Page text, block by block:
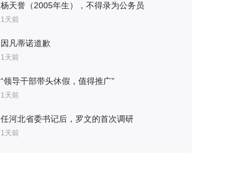
杨天誉（2005年生），不得录为公务员
1天前
因凡蒂诺道歉
1天前
“领导干部带头休假，值得推广”
1天前
任河北省委书记后，罗文的首次调研
1天前